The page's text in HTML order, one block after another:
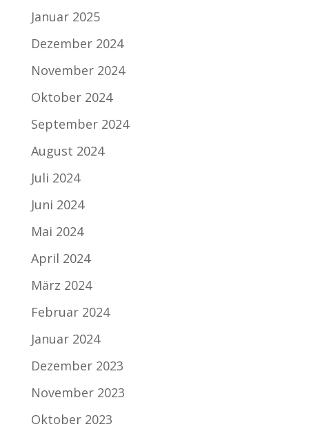
Januar 2025
Dezember 2024
November 2024
Oktober 2024
September 2024
August 2024
Juli 2024
Juni 2024
Mai 2024
April 2024
März 2024
Februar 2024
Januar 2024
Dezember 2023
November 2023
Oktober 2023